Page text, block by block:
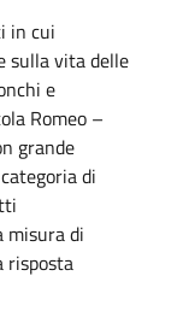
in cui
sulla vita delle
e
Romeo –
grande
di
misura di
risposta